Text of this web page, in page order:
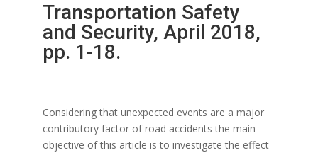
Transportation Safety
and Security, April 2018,
pp. 1-18.
Considering that unexpected events are a major
contributory factor of road accidents the main
objective of this article is to investigate the effect